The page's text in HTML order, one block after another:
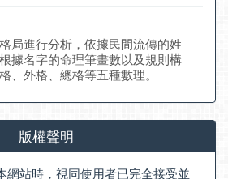
局進行分析，依據民間流傳的姓
據名字的命理筆畫數以及規則構
、外格、總格等五種數理。
版權聲明
網站時，視同使用者已完全接受並